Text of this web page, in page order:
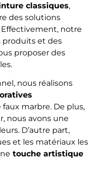
classiques,
des solutions
Effectivement, notre
produits et des
proposer des
nous réalisons
marbre. De plus,
nous avons une
D’autre part,
et les matériaux les
touche artistique